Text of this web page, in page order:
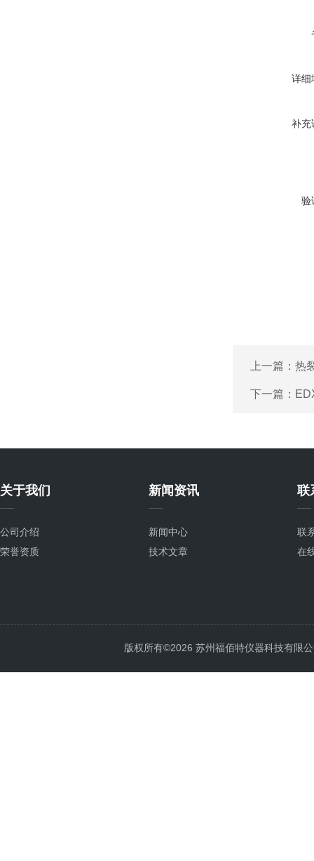
详细
补充
验
上一篇： 热
下一篇：
关于我们
公司介绍
荣誉资质
新闻资讯
新闻中心
技术文章
联
联
在
版权所有©2026 苏州福佰特仪器科技有限